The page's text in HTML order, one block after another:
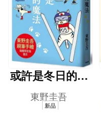
或許是冬日的魔
法（東野圭吾親
自繪製貓咪插畫
東野圭吾
新品